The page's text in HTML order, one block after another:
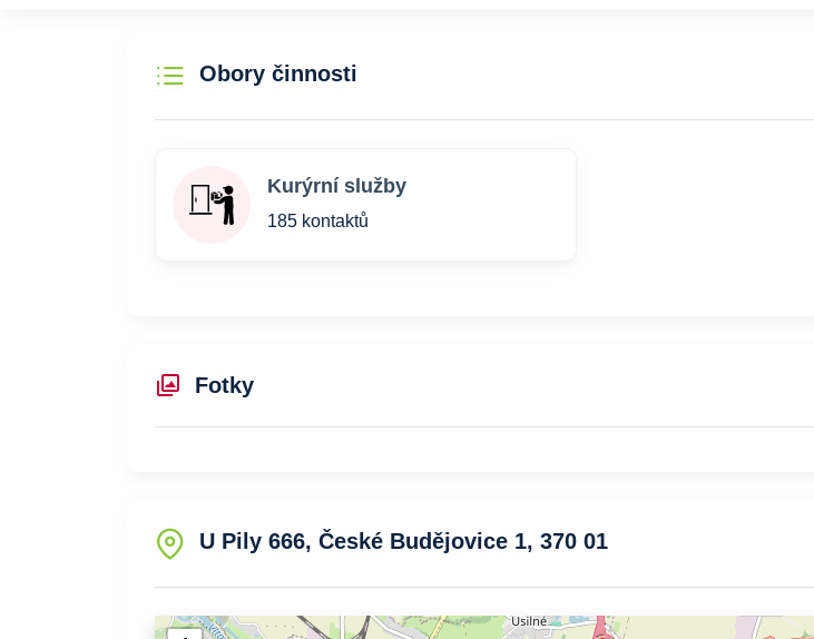
Obory činnosti
Kurýrní služby
185 kontaktů
Fotky
U Pily 666, České Budějovice 1, 370 01